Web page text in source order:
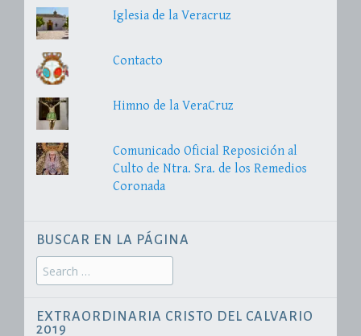
Iglesia de la Veracruz
Contacto
Himno de la VeraCruz
Comunicado Oficial Reposición al
Culto de Ntra. Sra. de los Remedios
Coronada
BUSCAR EN LA PÁGINA
Search
for:
EXTRAORDINARIA CRISTO DEL CALVARIO
2019